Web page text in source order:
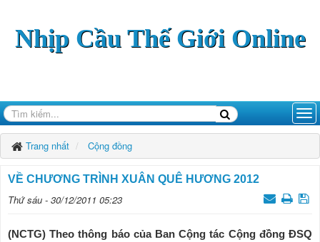
Nhịp Cầu Thế Giới Online
Trang nhất Cộng đồng
VỀ CHƯƠNG TRÌNH XUÂN QUÊ HƯƠNG 2012
Thứ sáu - 30/12/2011 05:23
(NCTG) Theo thông báo của Ban Cộng tác Cộng đồng ÐSQ